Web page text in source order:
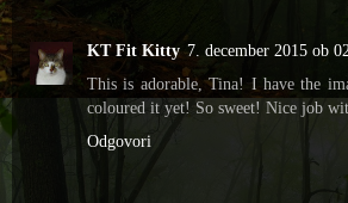
KT Fit Kitty 7. december 2015 ob
This is adorable, Tina! I have the
coloured it yet! So sweet! Nice job
Odgovori